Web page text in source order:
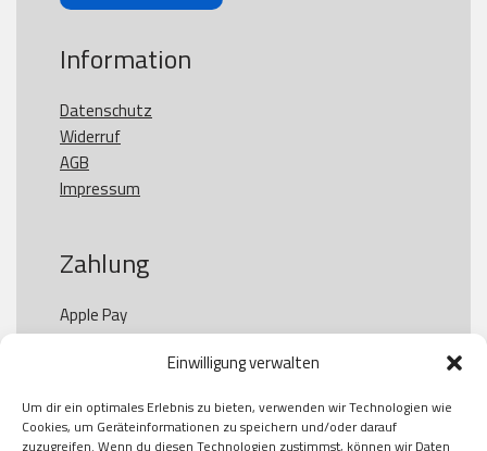
Einwilligung verwalten
Um dir ein optimales Erlebnis zu bieten, verwenden wir Technologien wie
Cookies, um Geräteinformationen zu speichern und/oder darauf
zuzugreifen. Wenn du diesen Technologien zustimmst, können wir Daten
Information
Datenschutz
Widerruf
AGB
Impressum
Zahlung
Apple Pay
Paypal
Kauf auf Rechung
Klarna